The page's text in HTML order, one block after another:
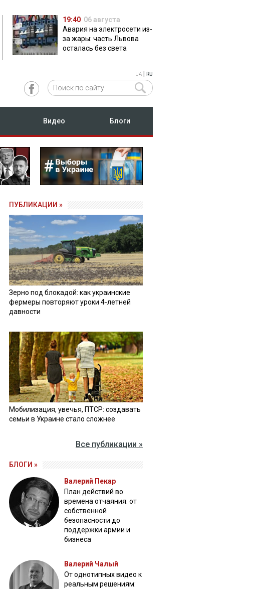
19:40 06 августа
Авария на электросети из-
за жары: часть Львова
осталась без света
UA RU
Видео Блоги
ПУБЛИКАЦИИ »
Зерно под блокадой: как украинские
фермеры повторяют уроки 4-летней
давности
Мобилизация, увечья, ПТСР: создавать
семьи в Украине стало сложнее
Все публикации »
БЛОГИ »
Валерий Пекар
План действий во
времена отчаяния: от
собственной
безопасности до
поддержки армии и
бизнеса
Валерий Чалый
От однотипных видео к
реальным решениям: